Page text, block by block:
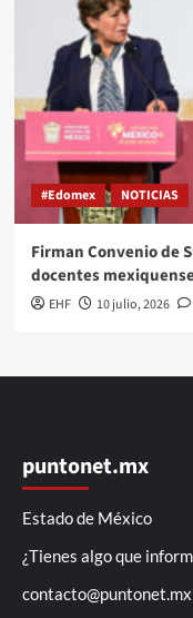
#Edomex NOTICIAS
Firman Convenio de
docentes
EHF 10 julio, 2026
puntonet.mx
Estado de México
¿Tienes algo que
contacto@puntonet.mx